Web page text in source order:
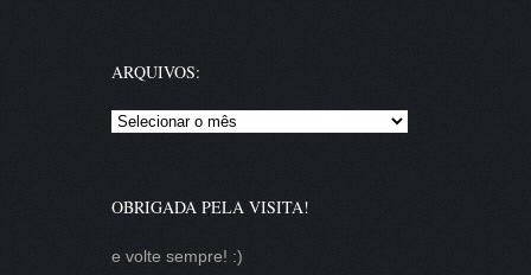
ARQUIVOS:
Arquivos:
OBRIGADA PELA VISITA!
e volte sempre! :)